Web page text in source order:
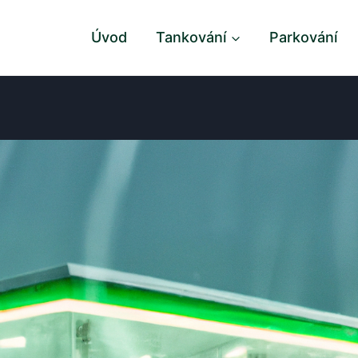
Úvod Tankování Parkování